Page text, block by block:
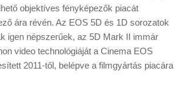
objektíves fényképezők piacát
ára révén. Az EOS 5D és 1D sorozatok
igen népszerűek, az 5D Mark II immár
video technológiáját a Cinema EOS
2011-től, belépve a filmgyártás piacára